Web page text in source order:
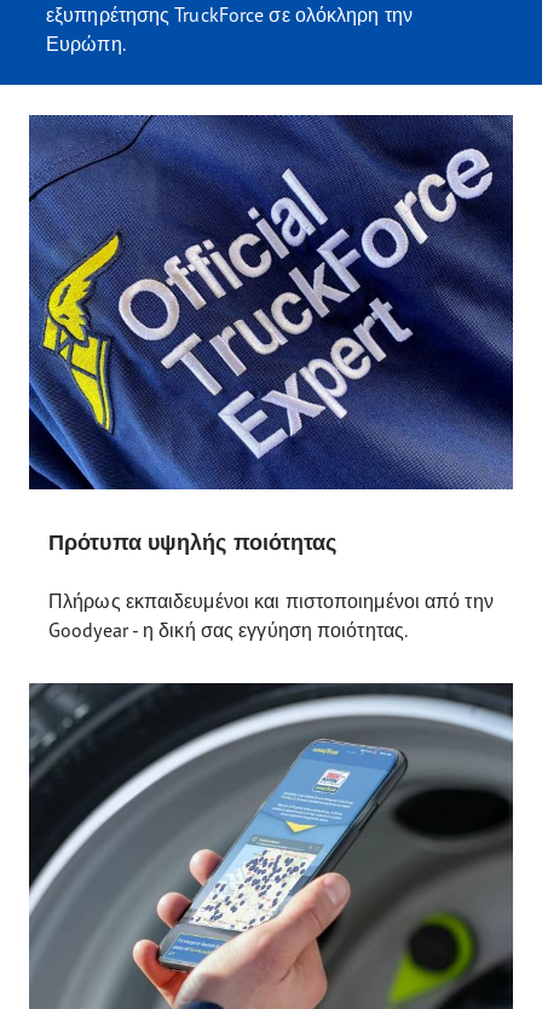
εξυπηρέτησης TruckForce σε ολόκληρη την
Ευρώπη.
Πρότυπα υψηλής ποιότητας
Πλήρως εκπαιδευμένοι και πιστοποιημένοι από την
Goodyear - η δική σας εγγύηση ποιότητας.